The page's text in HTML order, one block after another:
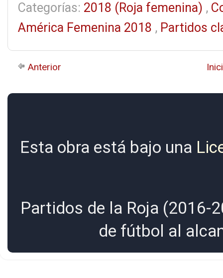
Categorías: 2018 (Roja femenina) ,
América Femenina 2018 , Partidos
Anterior
Esta obra está bajo una
Partidos de la Roja (2016-
de fútbol al